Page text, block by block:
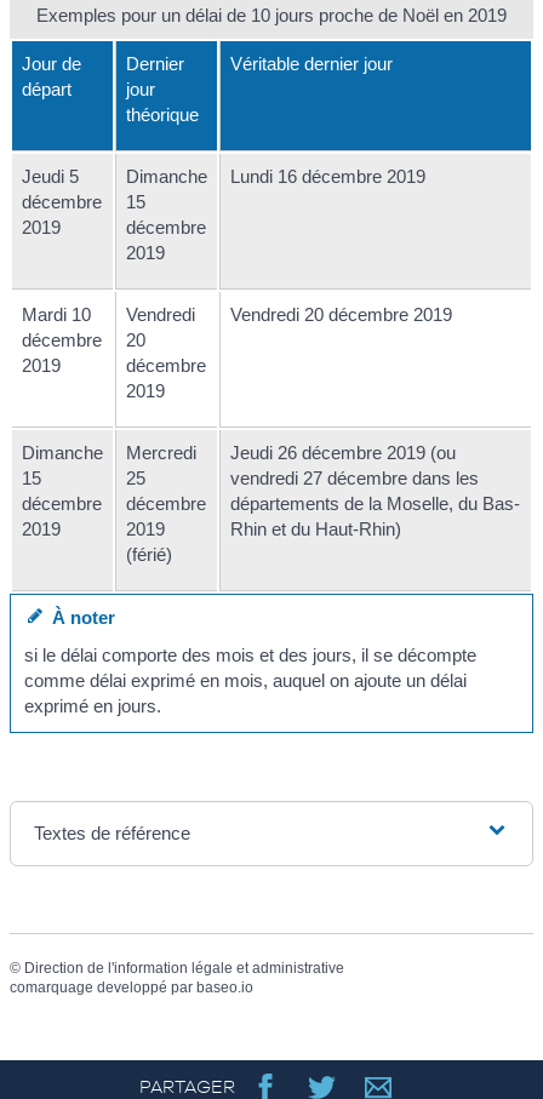
Exemples pour un délai de 10 jours proche de Noël en 2019
Jour de
départ
Dernier
jour
théorique
Véritable dernier jour
Jeudi 5
décembre
2019
Dimanche
15
décembre
2019
Lundi 16 décembre 2019
Mardi 10
décembre
2019
Vendredi
20
décembre
2019
Vendredi 20 décembre 2019
Dimanche
15
décembre
2019
Mercredi
25
décembre
2019
(férié)
Jeudi 26 décembre 2019 (ou
vendredi 27 décembre dans les
départements de la Moselle, du Bas-
Rhin et du Haut-Rhin)
À noter
si le délai comporte des mois et des jours, il se décompte
comme délai exprimé en mois, auquel on ajoute un délai
exprimé en jours.
Textes de référence
© Direction de l'information légale et administrative
comarquage developpé par baseo.io
PARTAGER